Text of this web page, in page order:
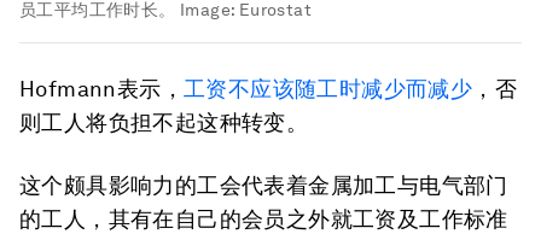
员工平均工作时长。 Image: Eurostat
Hofmann表示， 工资不应该随工时减少而减少 ，否
则工人将负担不起这种转变。
这个颇具影响力的工会代表着金属加工与电气部门
的工人，其有在自己的会员之外就工资及工作标准